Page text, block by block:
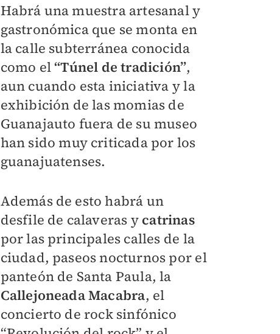
Habrá una muestra artesanal y
gastronómica que se monta en
la calle subterránea conocida
como el“Túnel de tradición”,
aun cuando esta iniciativa y la
exhibición de las momias de
Guanajauto fuera de su museo
han sido muy criticada por los
guanajuatenses.
Además de esto habrá un
desfile de calaveras y catrinas
por las principales calles de la
ciudad, paseos nocturnos por el
panteón de Santa Paula, la
Callejoneada Macabra, el
concierto de rock sinfónico